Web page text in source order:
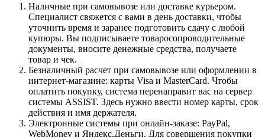
Наличные при самовывозе или доставке курьером.
Специалист свяжется с вами в день доставки, чтобы
уточнить время и заранее подготовить сдачу с любой
купюры. Вы подписываете товаросопроводительные
документы, вносите денежные средства, получаете
товар и чек.
Безналичный расчет при самовывозе или оформлении в
интернет-магазине: карты Visa и MasterCard. Чтобы
оплатить покупку, система перенаправит вас на сервер
системы ASSIST. Здесь нужно ввести номер карты, срок
действия и имя держателя.
Электронные системы при онлайн-заказе: PayPal,
WebMoney и Яндекс.Деньги. Для совершения покупки